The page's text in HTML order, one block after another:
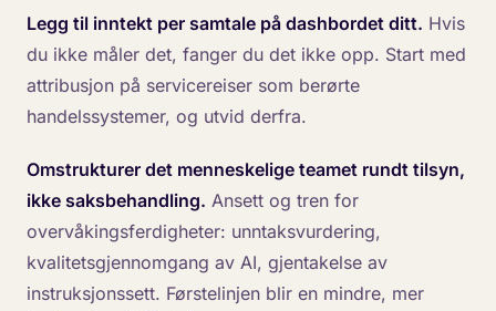
Legg til inntekt per samtale på dashbordet ditt. Hvis
du ikke måler det, fanger du det ikke opp. Start med
attribusjon på servicereiser som berørte
handelssystemer, og utvid derfra.
Omstrukturer det menneskelige teamet rundt tilsyn,
ikke saksbehandling. Ansett og tren for
overvåkingsferdigheter: unntaksvurdering,
kvalitetsgjennomgang av AI, gjentakelse av
instruksjonssett. Førstelinjen blir en mindre, mer